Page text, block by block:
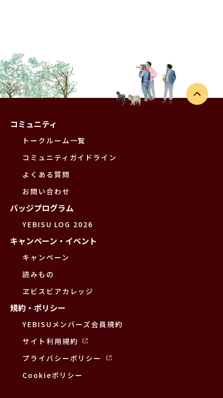
コミュニティ
トークルーム一覧
コミュニティガイドライン
よくある質問
お問い合わせ
バッジプログラム
YEBISU LOG 2026
キャンペーン・イベント
キャンペーン
読みもの
ヱビスビアカレッジ
規約・ポリシー
YEBISUメンバーズ会員規約
サイト利用規約
プライバシーポリシー
Cookieポリシー